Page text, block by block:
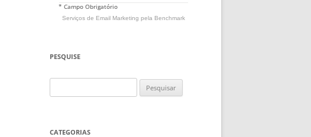
* Campo Obrigatório
Serviços de Email Marketing pela Benchmark
PESQUISE
por:
CATEGORIAS